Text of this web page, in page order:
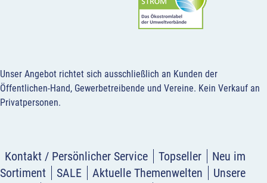
Unser Angebot richtet sich ausschließlich an Kunden der
Öffentlichen-Hand, Gewerbetreibende und Vereine. Kein Verkauf an
Privatpersonen.
Kontakt / Persönlicher Service Topseller
Neu im
Sortiment
SALE Aktuelle Themenwelten
Unsere